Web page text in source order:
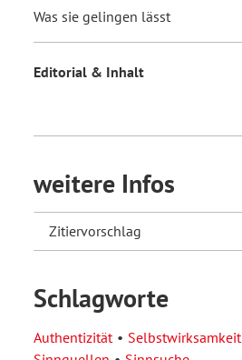
Was sie gelingen lässt
Editorial & Inhalt
weitere Infos
Zitiervorschlag
Schlagworte
Authentizität Selbstwirksamkeit